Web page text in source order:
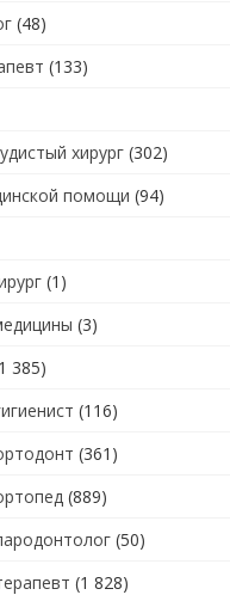
(48)
(133)
хирург (302)
помощи (94)
(1)
(3)
385)
(116)
(361)
(889)
(50)
(1 828)